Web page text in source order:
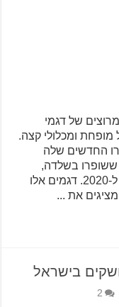
של דגמי
2020 עם משקל מופחת ומכלולי קצה.
החדשים שלה
ששופרו בשלדה,
במנועים ובמתלים, וקיבלו עיצוב מחודש ל-2020. דגמים אלו
את ...
2